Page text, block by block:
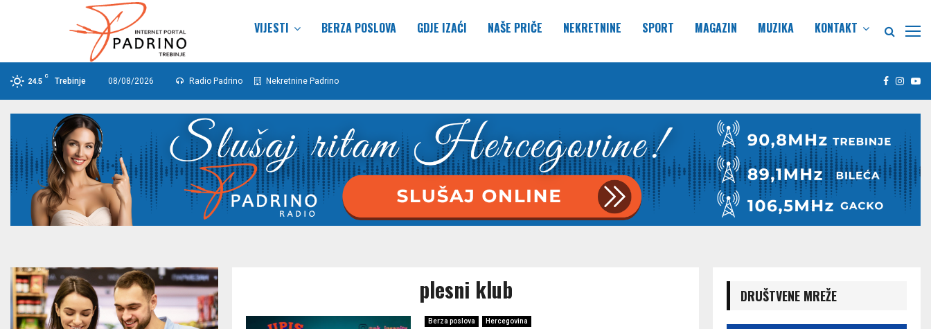
VIJESTI BERZA POSLOVA GDJE IZAĆI NAŠE PRIČE NEKRETNINE SPORT MAGAZIN MUZIKA KONTAKT
24.5
C
Trebinje 08/08/2026 Radio Padrino Nekretnine Padrino Facebook
plesni klub
Berza poslova Hercegovina
DRUŠTVENE MREŽE